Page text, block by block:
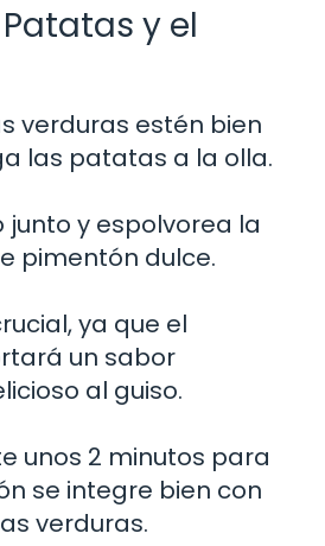
y el
verduras estén bien
las patatas a la olla.
junto y espolvorea la
pimentón dulce.
ya que el
un sabor
al guiso.
unos 2 minutos para
se integre bien con
verduras.